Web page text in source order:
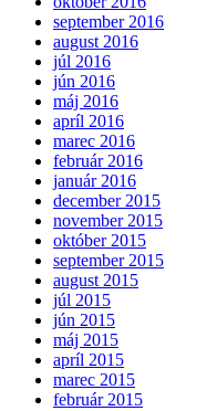
september 2016
august 2016
júl 2016
jún 2016
máj 2016
apríl 2016
marec 2016
február 2016
január 2016
december 2015
november 2015
október 2015
september 2015
august 2015
júl 2015
jún 2015
máj 2015
apríl 2015
marec 2015
február 2015